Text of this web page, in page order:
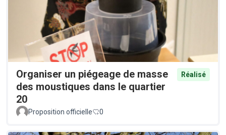
Organiser un piégeage de masse
des moustiques dans le quartier
20
Réalisé
Proposition officielle 0